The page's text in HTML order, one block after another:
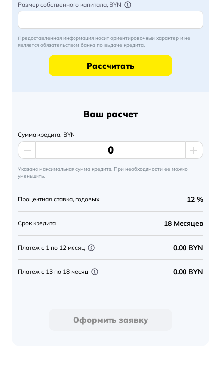
Размер собственного капитала, BYN
Предоставленная информация носит ориентировочный характер и не
является обязательством банка по выдаче кредита.
Ваш расчет
Сумма кредита, BYN
Указана максимальная сумма кредита. При необходимости ее можно
уменьшить.
Процентная ставка, годовых 12 %
Срок кредита 18 Месяцев
Платеж с 1 по 12 месяц 0.00 BYN
Платеж с 13 по 18 месяц 0.00 BYN
Оформить заявку